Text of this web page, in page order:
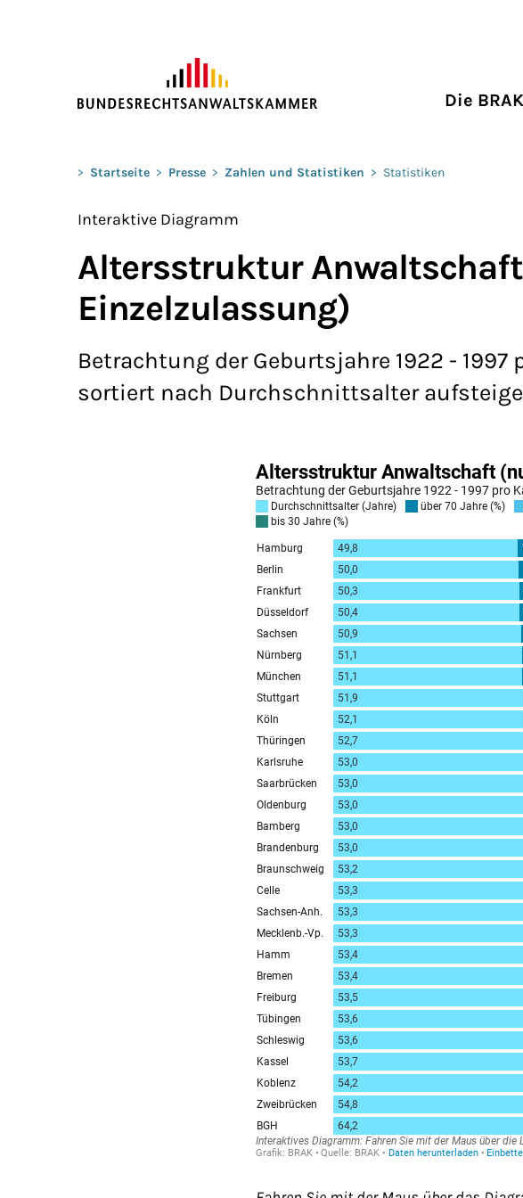
Die BRAK
Sie befinden sich hier:
> Startseite > Presse > Zahlen und Statistiken > Statistiken
Interaktive Diagramm
Altersstruktur
Einzelzulassung)
Betrachtung der Geburtsjahre 1922 - 1997
sortiert nach Durchschnittsalter